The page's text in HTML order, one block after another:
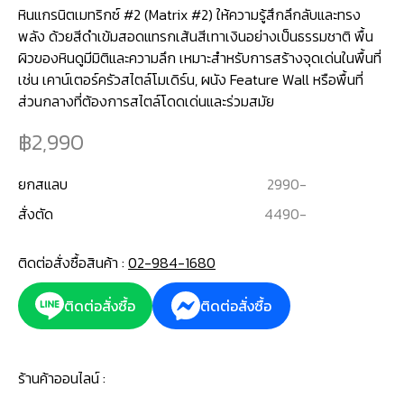
หินแกรนิตเมทริกซ์ #2 (Matrix #2) ให้ความรู้สึกลึกลับและทรง
พลัง ด้วยสีดำเข้มสอดแทรกเส้นสีเทาเงินอย่างเป็นธรรมชาติ พื้น
ผิวของหินดูมีมิติและความลึก เหมาะสำหรับการสร้างจุดเด่นในพื้นที่
เช่น เคาน์เตอร์ครัวสไตล์โมเดิร์น, ผนัง Feature Wall หรือพื้นที่
2,990
ยกสแลบ 2990-
สั่งตัด
4490-
ติดต่อสั่งซื้อสินค้า : 02-984-1680
ติดต่อสั่งซื้อ
ติดต่อสั่งซื้อ
ร้านค้าออนไลน์ :